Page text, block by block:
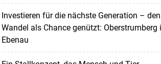
Investieren für die nächste Generation – den
Wandel als Chance genützt: Oberstrumberg
Ebenau